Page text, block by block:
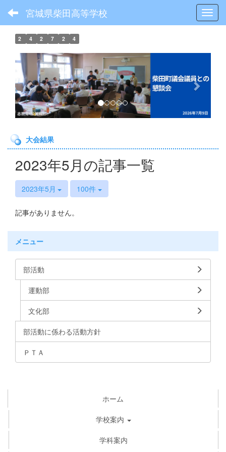
宮城県柴田高等学校
2 4 2 7 2 4
e
v
i
u
s
e
x
大会結果
2023年5月の記事一覧
2023年5月 100件
記事がありません。
メニュー
部活動
運動部
文化部
部活動に係わる活動方針
ＰＴＡ
ホーム
学校案内
学科案内